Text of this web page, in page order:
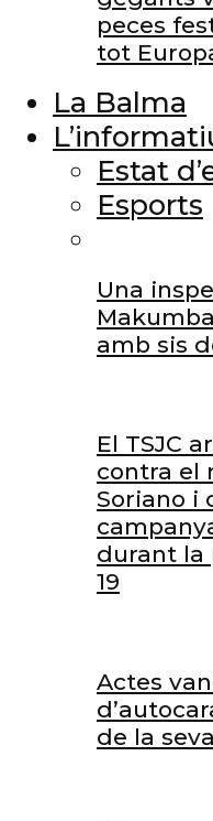
peces
tot
La Balma
Estat
Esports
Una
amb sis
El TSJC
contra el
Soriano i
durant la
19
Actes
de la